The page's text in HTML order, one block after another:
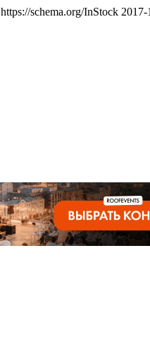
https://schema.org/InStock